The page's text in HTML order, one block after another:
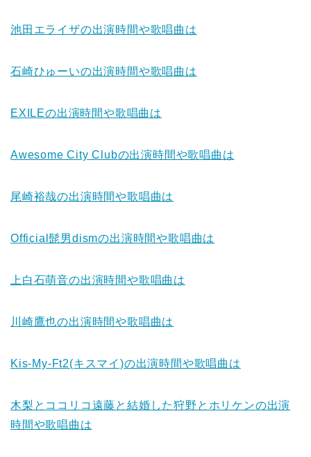
池田エライザの出演時間や歌唱曲は
石崎ひゅーいの出演時間や歌唱曲は
EXILEの出演時間や歌唱曲は
Awesome City Clubの出演時間や歌唱曲は
尾崎裕哉の出演時間や歌唱曲は
Official髭男dismの出演時間や歌唱曲は
上白石萌音の出演時間や歌唱曲は
川崎鷹也の出演時間や歌唱曲は
Kis-My-Ft2(キスマイ)の出演時間や歌唱曲は
木梨とココリコ遠藤と結婚した狩野とホリケンの出演
時間や歌唱曲は